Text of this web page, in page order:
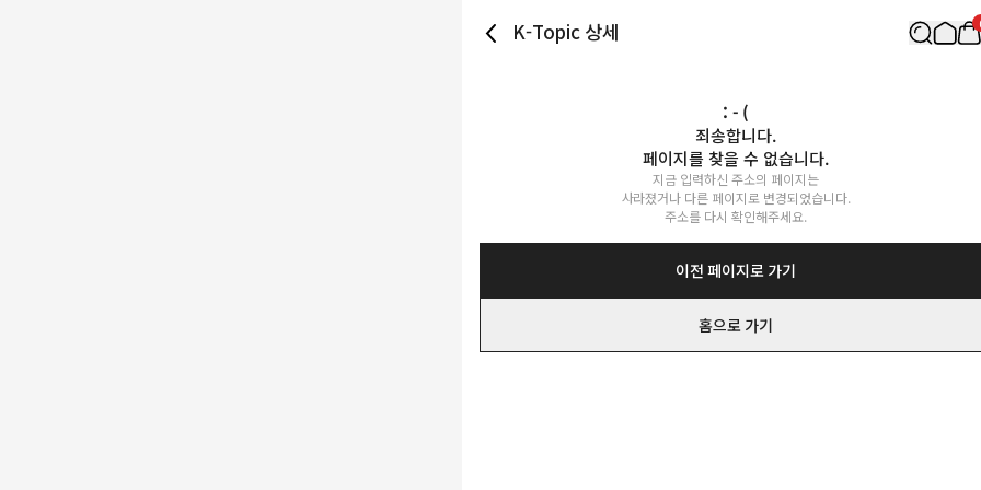
K-Topic 상세
: - (
죄송합니다.
페이지를 찾을 수 없습니다.
지금 입력하신 주소의 페이지는
사라졌거나 다른 페이지로 변경되었습니다.
주소를 다시 확인해주세요.
이전 페이지로 가기
홈으로 가기